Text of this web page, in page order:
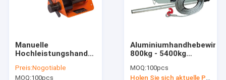
Manuelle
Hochleistungshandhandkurbel
Anschlüsse/Bau
Preis:Nogotiable
MOQ:100pcs
800kg - 5400kg
die Hebemaschine
MOQ:100pcs